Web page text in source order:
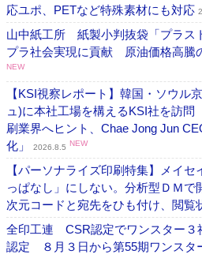
応ユポ、PETなど特殊素材にも対応
山中紙工所 紙製小判抜袋「プラス
プラ社会実現に貢献 原油価格高騰
NEW
【KSI視察レポート】韓国・ソウル
ュ)に本社工場を構えるKSI社を訪
刷業界へヒント、Chae Jong Jun
化」
2026.8.5 NEW
【パーソナライズ印刷特集】メイ
っぱなし」にしない。分析型ＤＭ
次元コードと宛先をひも付け、閲覧
全印工連 CSR認定でワンスター３
認定 ８月３日から第55期ワンスタ